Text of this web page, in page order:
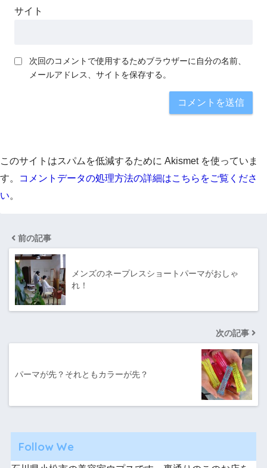
サイト
次回のコメントで使用するためブラウザーに自分の名前、
メールアドレス、サイトを保存する。
このサイトはスパムを低減するために Akismet を使っていま
す。
コメントデータの処理方法の詳細はこちらをご覧くださ
い。
前の記事
メンズのネープレスショートパーマがおしゃ
れ！
次の記事
パーマが先？それともカラーが先？
Follow We